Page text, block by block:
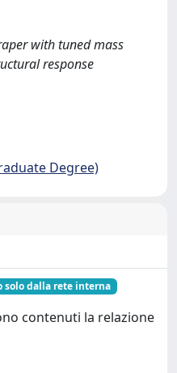
with tuned mass
response
Degree)
solo dalla rete interna
contenuti la relazione